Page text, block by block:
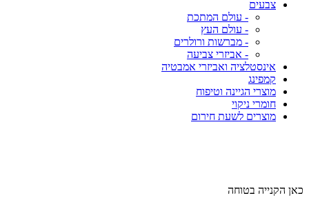
צבעים
- עולם המתכת
- עולם העץ
- מברשות ורולרים
- אביזרי צביעה
אינסטלציה ואביזרי אמבטיה
קמפינג
מוצרי הגיינה וטיפוח
חומרי ניקוי
מוצרים לשעת חירום
כאן הקנייה בטוחה